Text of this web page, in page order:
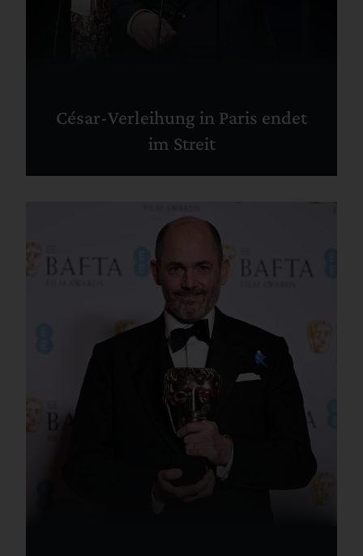
César-Verleihung in Paris endet
im Streit